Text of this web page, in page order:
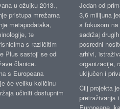
u ožujku 2013.,
pristupa mrežama
metapodataka,
te
s različitim
Plus sastoji se od
članice.
s Europeana
će veliku količinu
učiniti dostupnim
Jedan od
3,6 milijuna
s fokusom
sadržaj
posredni
arhivi,
organizacije,
uključen i
Cilj projekta
pretraživanja